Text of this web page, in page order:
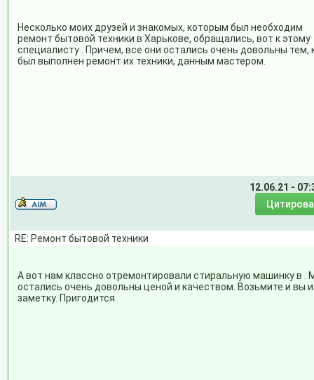
Несколько моих друзей и знакомых, которым был необходим
ремонт бытовой техники в Харькове, обращались, вот к этому
специалисту . Причем, все они остались очень довольны тем,
был выполнен ремонт их техники, данным мастером.
12.06.21 -
RE: Ремонт бытовой техники
А вот нам классно отремонтировали стиральную машинку в .
остались очень довольны ценой и качеством. Возьмите и вы
заметку. Пригодится.